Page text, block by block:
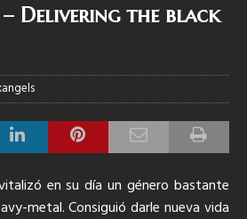
– Delivering the black
en su día un género bastante
metal.Consiguió darle nueva vida